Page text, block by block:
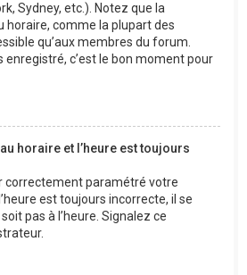
Sydney, etc.). Notez que la
horaire, comme la plupart des
qu’aux membres du forum.
enregistré, c’est le bon moment pour
horaire et l’heure est toujours
correctement paramétré votre
est toujours incorrecte, il se
pas à l’heure. Signalez ce